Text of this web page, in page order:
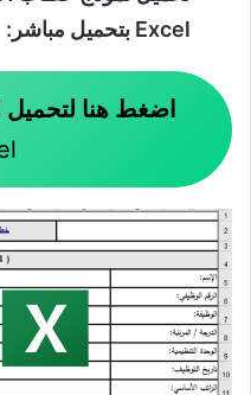
Excel بتحميل مباشر:
اضغط هنا